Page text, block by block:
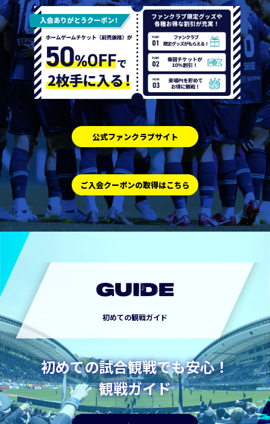
公式ファンクラブサイト
ご入会クーポンの取得はこちら
GUIDE
初めての観戦ガイド
初めての試合観戦でも安心！
観戦ガイド